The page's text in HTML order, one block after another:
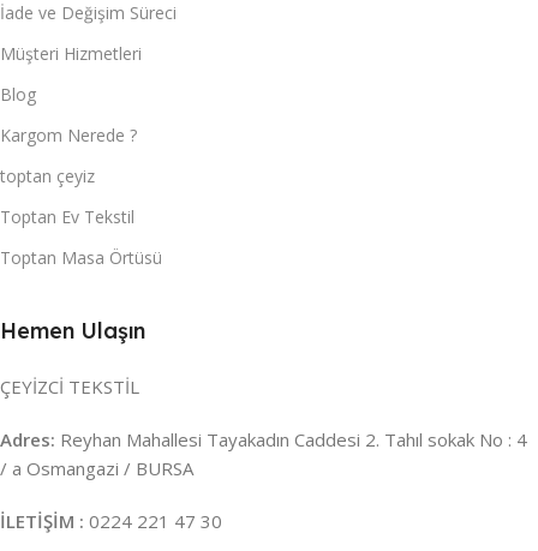
İade ve Değişim Süreci
Müşteri Hizmetleri
Blog
Kargom Nerede ?
toptan çeyiz
Toptan Ev Tekstil
Toptan Masa Örtüsü
Hemen Ulaşın
ÇEYİZCİ TEKSTİL
Adres: Reyhan Mahallesi Tayakadın Caddesi 2. Tahıl sokak No : 4
/ a Osmangazi / BURSA
İLETİŞİM : 0224 221 47 30